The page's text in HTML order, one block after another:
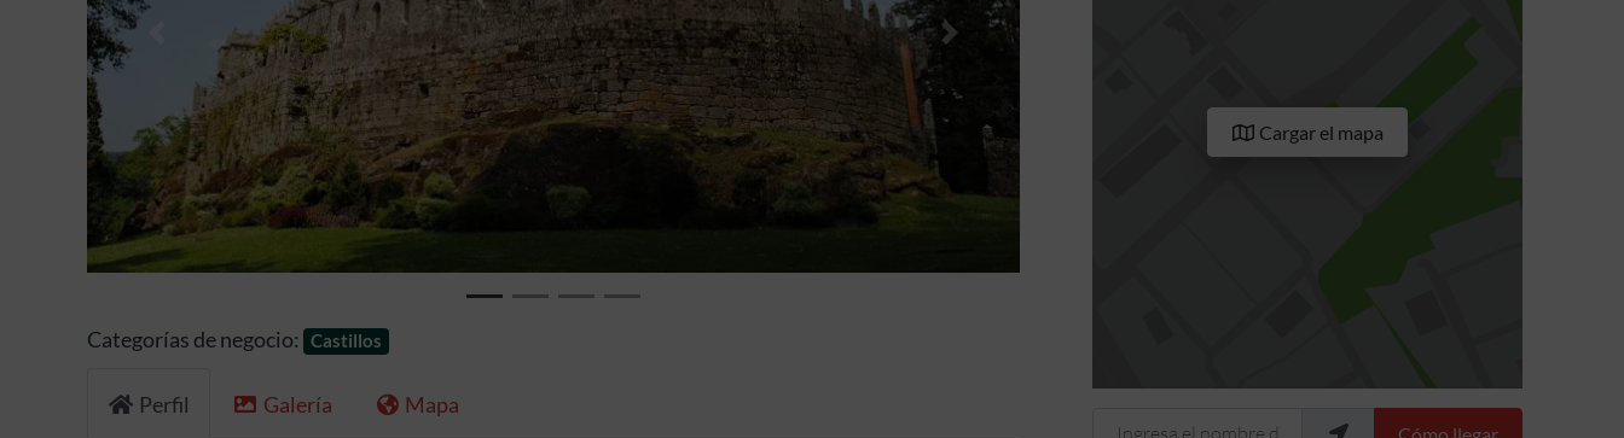
Anterior Siguiente
Categorías de negocio: Castillos
Perfil Galería Mapa
Cargar el mapa
Ingresa el nombre de tu ubicaciónCómo llegar